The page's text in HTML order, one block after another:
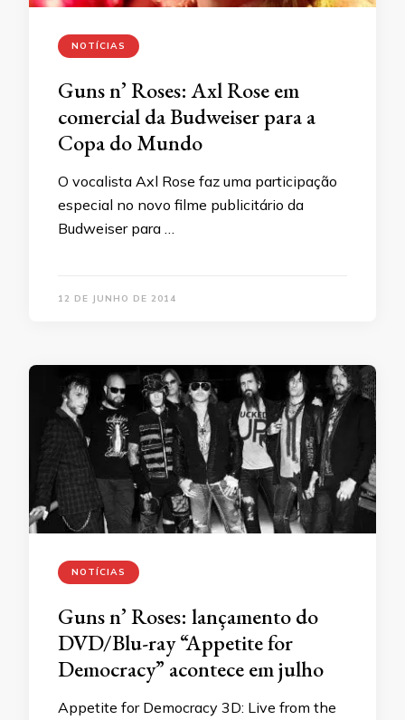
NOTÍCIAS
Guns n’ Roses: Axl Rose em
comercial da Budweiser para a
Copa do Mundo
O vocalista Axl Rose faz uma participação
especial no novo filme publicitário da
Budweiser para …
12 DE JUNHO DE 2014
NOTÍCIAS
Guns n’ Roses: lançamento do
DVD/Blu-ray “Appetite for
Democracy” acontece em julho
Appetite for Democracy 3D: Live from the